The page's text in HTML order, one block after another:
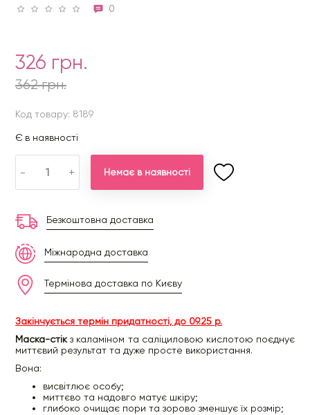
0
326 грн.
362 грн.
Код товару: 8189
Є в наявності
- + Немає в наявності
Безкоштовна доставка
Міжнародна доставка
Термінова доставка по Києву
Закінчується термін придатності, до 09.25 р.
Маска-стікз каламіном та саліциловою кислотою поєднує
миттєвий результат та дуже просте використання.
Вона:
висвітлює особу;
миттєво та надовго матує шкіру;
глибоко очищає пори та зорово зменшує їх розмір;